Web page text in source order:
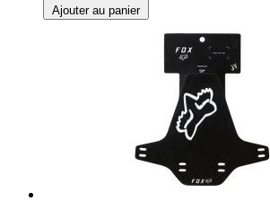
Ajouter au panier